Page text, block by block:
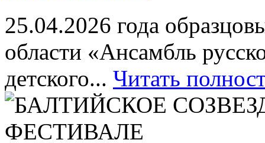
25.04.2026 года
области «Ансамбль
детского... Читать